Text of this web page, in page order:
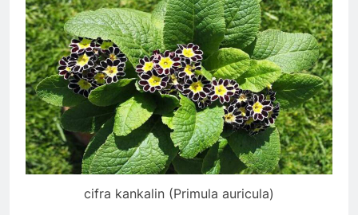
cifra kankalin (Primula auricula)